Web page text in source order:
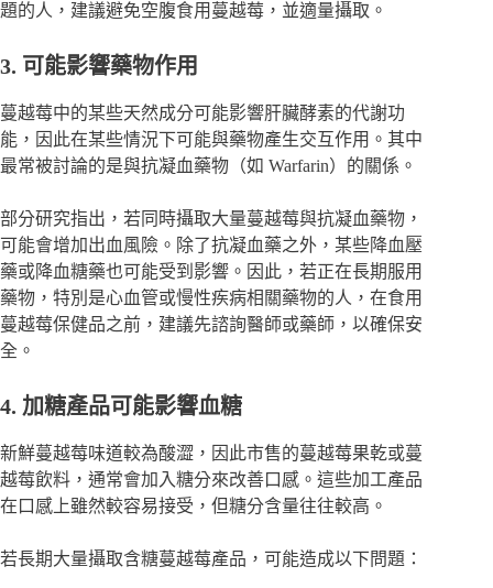
題的人，建議避免空腹食用蔓越莓，並適量攝取。
3. 可能影響藥物作用
蔓越莓中的某些天然成分可能影響肝臟酵素的代謝功
能 ，因此在某些情況下可能與藥物產生交互作用。其中
最常被討論的是與抗凝血藥物（如 Warfarin）的關係。
部分研究指出，若同時攝取大量蔓越莓與抗凝血藥物，
可能會增加出血風險。除了抗凝血藥之外，某些降血壓
藥或降血糖藥也可能受到影響。因此，若正在長期服用
藥物，特別是心血管或慢性疾病相關藥物的人，在食用
蔓越莓保健品之前，建議先諮詢醫師或藥師，以確保安
全。
4. 加糖產品可能影響血糖
新鮮蔓越莓味道較為酸澀，因此市售的蔓越莓果乾或蔓
越莓飲料，通常會加入糖分來改善口感。這些加工產品
在口感上雖然較容易接受，但糖分含量往往較高。
若長期大量攝取含糖蔓越莓產品，可能造成以下問題：